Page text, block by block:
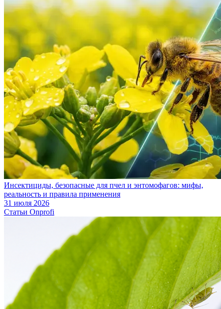
Инсектициды, безопасные для пчел и энтомофагов: мифы,
реальность и правила применения
31 июля 2026
Статьи Onprofi